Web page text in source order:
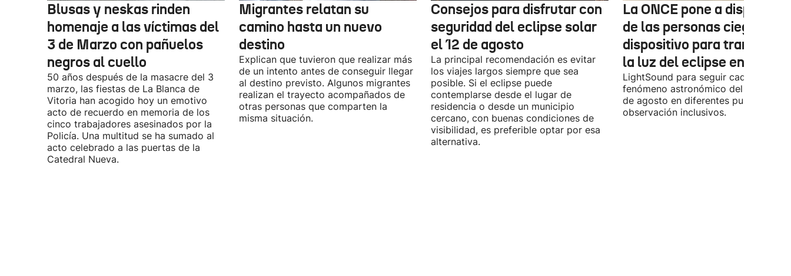
Blusas y neskas rinden
homenaje a las víctimas del
3 de Marzo con pañuelos
negros al cuello
50 años después de la masacre del 3
marzo, las fiestas de La Blanca de
Vitoria han acogido hoy un emotivo
acto de recuerdo en memoria de los
cinco trabajadores asesinados por la
Policía. Una multitud se ha sumado al
acto celebrado a las puertas de la
Catedral Nueva.
Migrantes relatan su
camino hasta un nuevo
destino
Explican que tuvieron que realizar más
de un intento antes de conseguir llegar
al destino previsto. Algunos migrantes
realizan el trayecto acompañados de
otras personas que comparten la
misma situación.
Consejos para disfrutar con
seguridad del eclipse solar
el 12 de agosto
La principal recomendación es evitar
los viajes largos siempre que sea
posible. Si el eclipse puede
contemplarse desde el lugar de
residencia o desde un municipio
cercano, con buenas condiciones de
visibilidad, es preferible optar por esa
alternativa.
La ONCE pone a
de las personas ciegas un
dispositivo para
la luz del eclipse en
LightSound para seguir cada fase del
fenómeno astronómico del próximo
de agosto en diferentes puntos de
observación inclusivos.